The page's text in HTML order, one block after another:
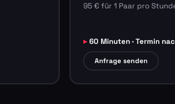
95 € für 1 Paar pro
60 Minuten · Termin
Anfrage senden